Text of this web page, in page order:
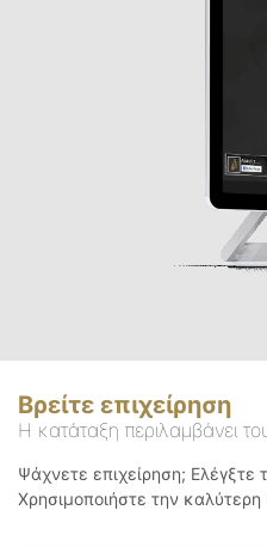
Βρείτε επιχείρηση
Η κατάταξη περιλαμβάνει
Ψάχνετε επιχείρηση; Ελέγξτε
Χρησιμοποιήστε την καλύτερη